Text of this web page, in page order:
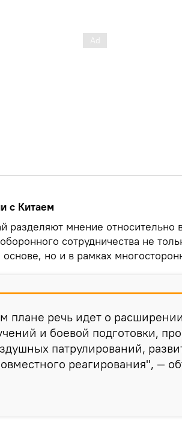
с Китаем
разделяют мнение относительно
сотрудничества не
основе, но и в рамках
плане речь идет о
и боевой подготовки,
патрулирований,
реагирования", —